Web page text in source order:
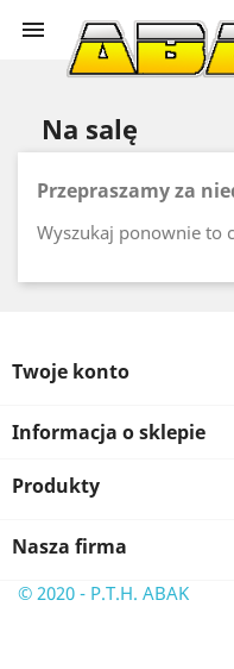

Na salę
Przepraszamy za
Wyszukaj ponownie to
Twoje konto
Informacja o sklepie
Produkty
Nasza firma
© 2020 - P.T.H. ABAK